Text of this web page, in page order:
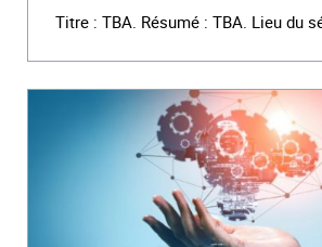
Titre : TBA. Résumé : TBA. Lieu du